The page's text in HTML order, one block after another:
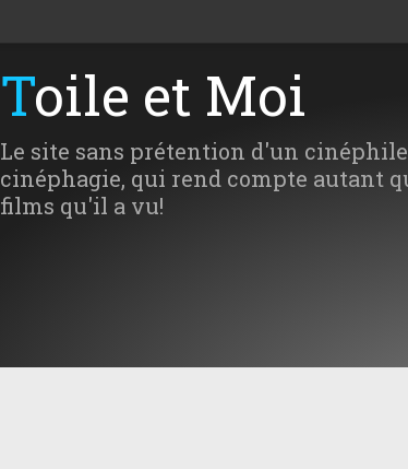
Toile et Moi
Le site sans prétention d'un
cinéphagie, qui rend compte autant
films qu'il a vu!